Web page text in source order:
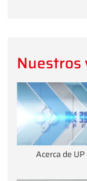
Nuestros
Acerca de UP